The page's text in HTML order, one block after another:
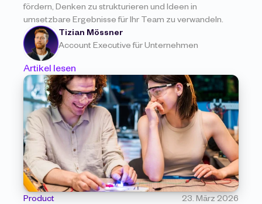
fördern, Denken zu strukturieren und Ideen in
umsetzbare Ergebnisse für Ihr Team zu verwandeln.
Tizian Mössner
Account Executive für Unternehmen
Artikel lesen
Product 23. März 2026